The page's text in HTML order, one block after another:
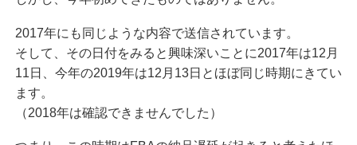
2017年にも同じような内容で送信されています。
そして、その日付をみると興味深いことに2017年は12月
11日、今年の2019年は12月13日とほぼ同じ時期にきてい
ます。
（2018年は確認できませんでした）